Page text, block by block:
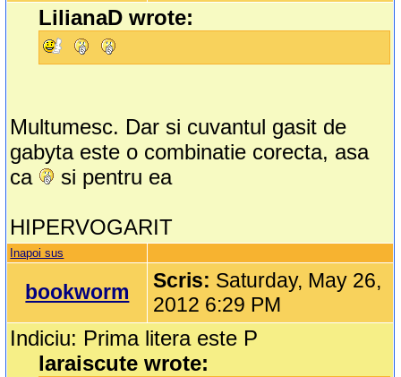
LilianaD wrote:
Multumesc. Dar si cuvantul gasit de
gabyta este o combinatie corecta, asa
ca
si pentru ea
HIPERVOGARIT
Inapoi sus
bookworm Scris: Saturday, May 26,
2012 6:29 PM
Indiciu: Prima litera este P
laraiscute wrote: